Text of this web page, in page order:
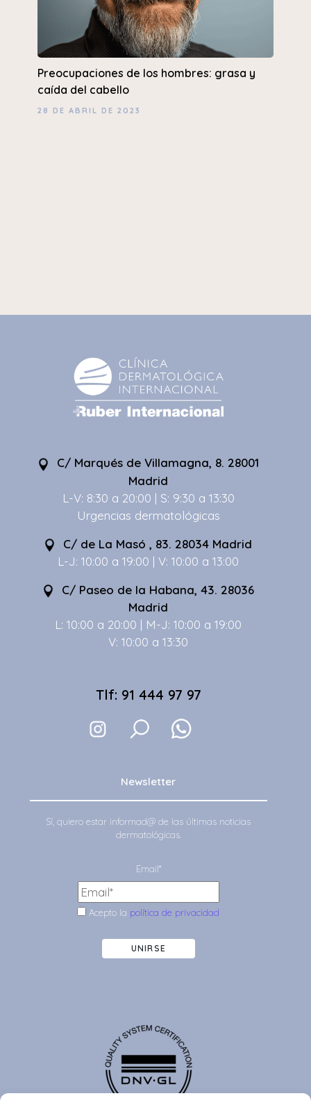
Preocupaciones de los hombres: grasa y
caída del cabello
28 DE ABRIL DE 2023
C/ Marqués de Villamagna, 8. 28001
Madrid
L-V: 8:30 a 20:00 | S: 9:30 a 13:30
Urgencias dermatológicas
C/ de La Masó , 83. 28034 Madrid
L-J: 10:00 a 19:00 | V: 10:00 a 13:00
C/ Paseo de la Habana, 43. 28036
Madrid
L: 10:00 a 20:00 | M-J: 10:00 a 19:00
V: 10:00 a 13:30
Tlf: 91 444 97 97
Newsletter
Sí, quiero estar informad@ de las últimas noticias
dermatológicas.
Email*
Acepto la política de privacidad
UNIRSE